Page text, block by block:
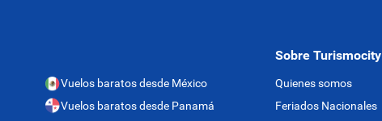
Vuelos baratos desde México
Vuelos baratos desde Panamá
Sobre Turismocity
Quienes somos
Feriados Nacionales